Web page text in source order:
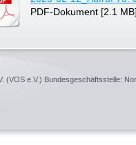
PDF-Dokument [2.1
(VOS e.V.) Bundesgeschäftsstelle: